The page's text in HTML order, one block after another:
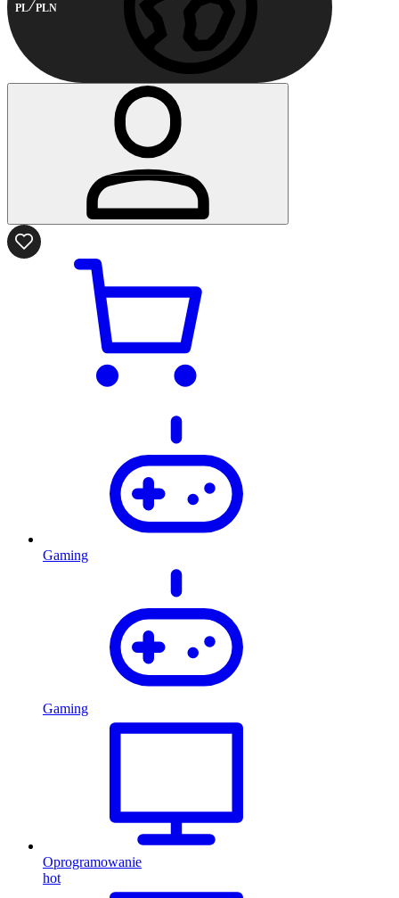
PL PLN
Gaming
Gaming
Oprogramowanie
hot